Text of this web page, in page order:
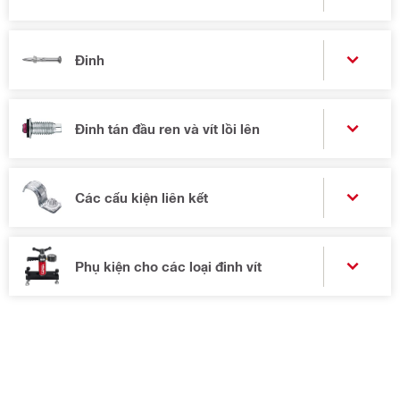
Đinh
Đinh tán đầu ren và vít lồi lên
Các cấu kiện liên kết
Phụ kiện cho các loại đinh vít